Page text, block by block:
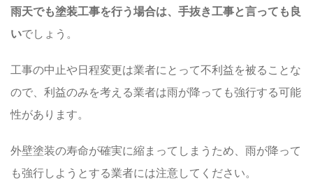
雨天でも塗装工事を行う場合は、手抜き工事と言っても良
いでしょう。
工事の中止や日程変更は業者にとって不利益を被ることな
ので、利益のみを考える業者は雨が降っても強行する可能
性があります。
外壁塗装の寿命が確実に縮まってしまうため、雨が降って
も強行しようとする業者には注意してください。